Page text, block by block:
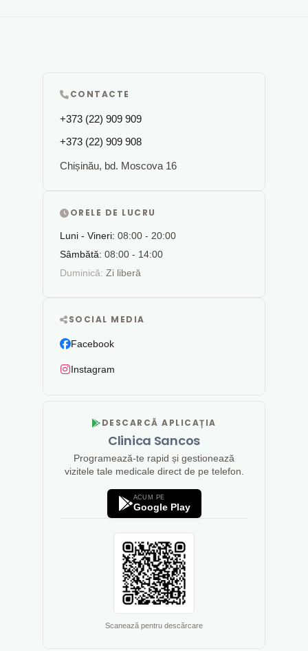
CONTACTE
+373 (22) 909 909
+373 (22) 909 908
Chișinău, bd. Moscova 16
ORELE DE LUCRU
Luni - Vineri: 08:00 - 20:00
Sâmbătă: 08:00 - 14:00
Duminică: Zi liberă
SOCIAL MEDIA
Facebook
Instagram
DESCARCĂ APLICAȚIA
Clinica Sancos
Programează-te rapid și gestionează
vizitele tale medicale direct de pe telefon.
ACUM PE
Google Play
Scanează pentru descărcare